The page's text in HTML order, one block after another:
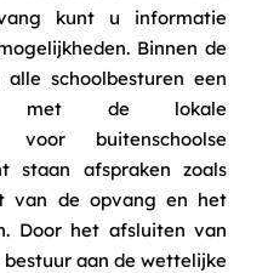
kunt u informatie
Binnen de
schoolbesturen een
met de lokale
voor buitenschoolse
staan afspraken zoals
van de opvang en het
Door het afsluiten van
aan de wettelijke